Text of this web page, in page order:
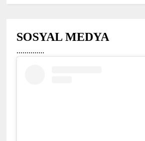
SOSYAL MEDYA
..............